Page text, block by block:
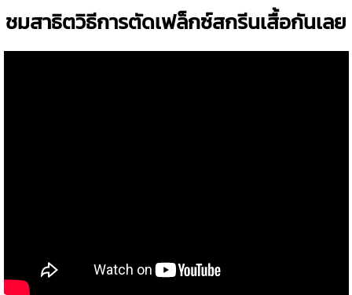
ชมสาธิตวิธีการตัดเฟล็กซ์สกรีนเสื้อกันเลย